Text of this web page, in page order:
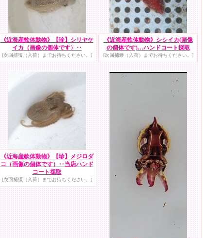
《近海産軟体動物》【珍】シリヤケ
イカ（画像の個体です）‥
[次回捕獲（入荷）までお待ちください。]
《近海産軟体動物》シシイカ(画像
の個体です)…ハンドコート採取
[次回捕獲（入荷）までお待ちください。]
《近海産軟体動物》【珍】メジロダ
コ（画像の個体です）‥当店ハンド
コート採取
[次回捕獲（入荷）までお待ちください。]